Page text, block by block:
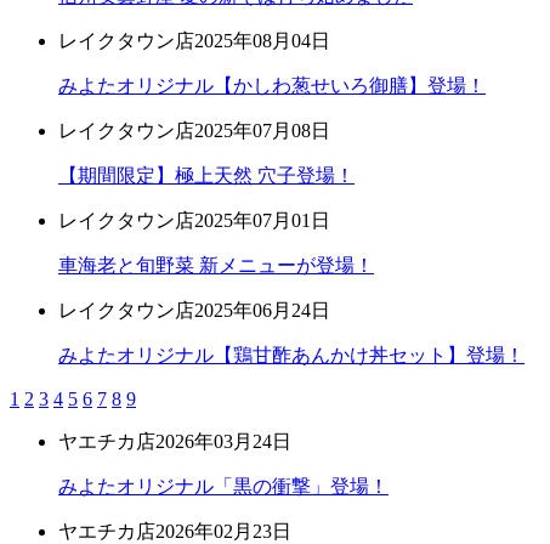
レイクタウン店2025年08月04日
みよたオリジナル【かしわ葱せいろ御膳】登場！
レイクタウン店2025年07月08日
【期間限定】極上天然 穴子登場！
レイクタウン店2025年07月01日
車海老と旬野菜 新メニューが登場！
レイクタウン店2025年06月24日
みよたオリジナル【鶏甘酢あんかけ丼セット】登場！
1 2 3 4 5 6 7 8 9
ヤエチカ店2026年03月24日
みよたオリジナル「黒の衝撃」登場！
ヤエチカ店2026年02月23日